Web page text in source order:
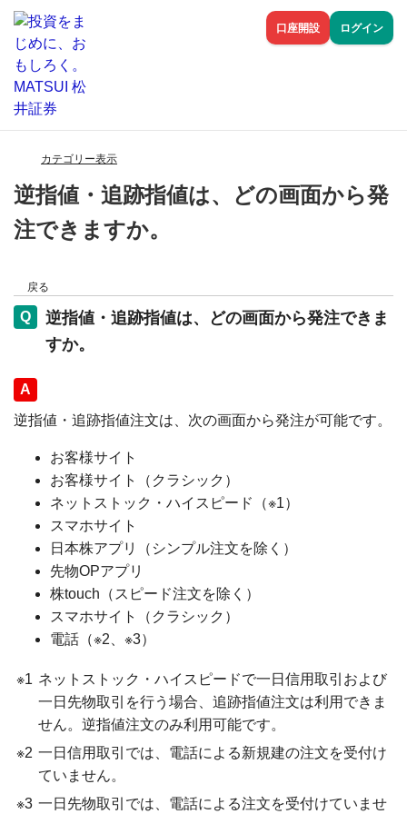
口座開設 ログイン
カテゴリー表示
逆指値・追跡指値は、どの画面から発
注できますか。
戻る
逆指値・追跡指値は、どの画面から発注できま
すか。
回答
逆指値・追跡指値注文は、次の画面から発注が可能です。
お客様サイト
お客様サイト（クラシック）
ネットストック・ハイスピード（※1）
スマホサイト
日本株アプリ（シンプル注文を除く）
先物OPアプリ
株touch（スピード注文を除く）
スマホサイト（クラシック）
電話（※2、※3）
※1 ネットストック・ハイスピードで一日信用取引および
一日先物取引を行う場合、追跡指値注文は利用できま
せん。逆指値注文のみ利用可能です。
※2 一日信用取引では、電話による新規建の注文を受付け
ていません。
※3 一日先物取引では、電話による注文を受付けていませ